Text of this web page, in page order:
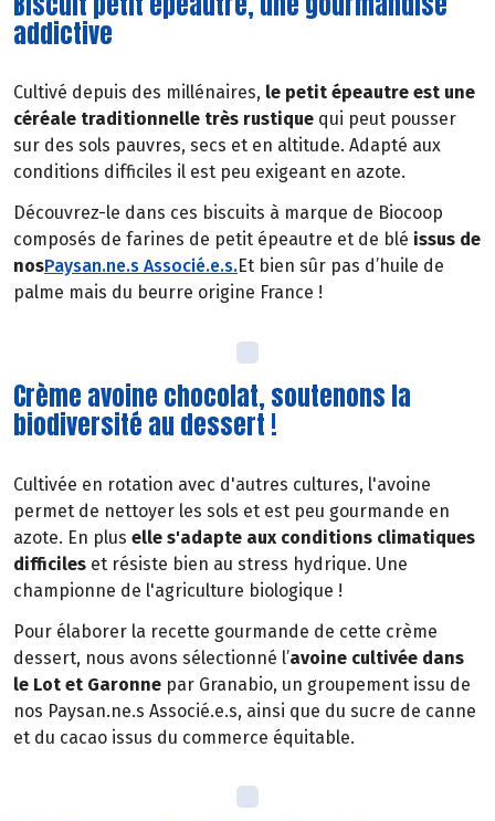
addictive
Cultivé depuis des millénaires, le petit épeautre est une
céréale traditionnelle très rustique qui peut pousser
sur des sols pauvres, secs et en altitude. Adapté aux
conditions difficiles il est peu exigeant en azote.
Découvrez-le dans ces biscuits à marque de Biocoop
composés de farines de petit épeautre et de blé issus de
nosPaysan.ne.s Associé.e.s.Et bien sûr pas d’huile de
palme mais du beurre origine France !
Crème avoine chocolat, soutenons la
biodiversité au dessert !
Cultivée en rotation avec d'autres cultures, l'avoine
permet de nettoyer les sols et est peu gourmande en
azote. En plus elle s'adapte aux conditions climatiques
difficiles et résiste bien au stress hydrique. Une
championne de l'agriculture biologique !
Pour élaborer la recette gourmande de cette crème
dessert, nous avons sélectionné l’avoine cultivée dans
le Lot et Garonne par Granabio, un groupement issu de
nos Paysan.ne.s Associé.e.s, ainsi que du sucre de canne
et du cacao issus du commerce équitable.